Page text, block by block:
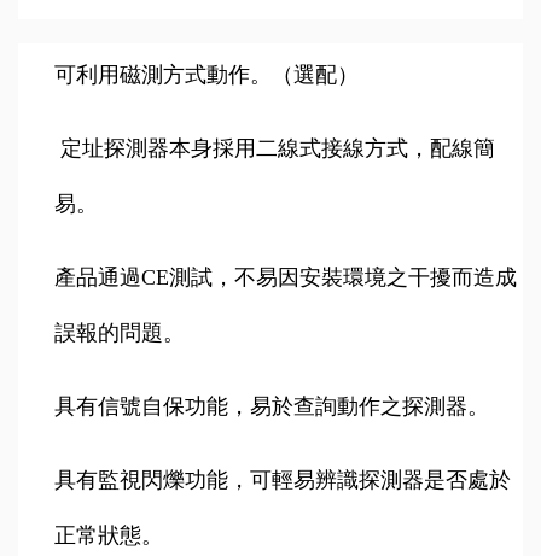
可利用磁測方式動作。（選配）
定址探測器本身採用二線式接線方式，配線簡
易。
產品通過CE測試，不易因安裝環境之干擾而造成
誤報的問題。
具有信號自保功能，易於查詢動作之探測器。
具有監視閃爍功能，可輕易辨識探測器是否處於
正常狀態。